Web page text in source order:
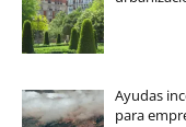
Ayudas
para